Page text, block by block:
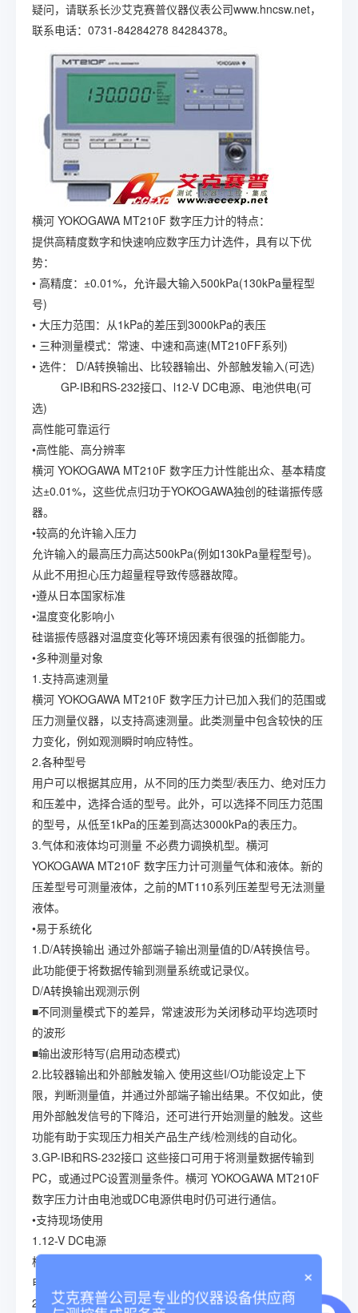
疑问，请联系长沙艾克赛普仪器仪表公司www.hncsw.net，
联系电话：0731-84284278 84284378。
横河 YOKOGAWA MT210F 数字压力计的特点：
提供高精度数字和快速响应数字压力计选件，具有以下优
势：
• 高精度：±0.01%，允许最大输入500kPa(130kPa量程型
号)
• 大压力范围：从1kPa的差压到3000kPa的表压
• 三种测量模式：常速、中速和高速(MT210FF系列)
• 选件： D/A转换输出、比较器输出、外部触发输入(可选)
GP-IB和RS-232接口、l12-V DC电源、电池供电(可
选)
高性能可靠运行
•高性能、高分辨率
横河 YOKOGAWA MT210F 数字压力计性能出众、基本精度
达±0.01%，这些优点归功于YOKOGAWA独创的硅谐振传感
器。
•较高的允许输入压力
允许输入的最高压力高达500kPa(例如130kPa量程型号)。
从此不用担心压力超量程导致传感器故障。
•遵从日本国家标准
•温度变化影响小
硅谐振传感器对温度变化等环境因素有很强的抵御能力。
•多种测量对象
1.支持高速测量
横河 YOKOGAWA MT210F 数字压力计已加入我们的范围或
压力测量仪器，以支持高速测量。此类测量中包含较快的压
力变化，例如观测瞬时响应特性。
2.各种型号
用户可以根据其应用，从不同的压力类型/表压力、绝对压力
和压差中，选择合适的型号。此外，可以选择不同压力范围
的型号，从低至1kPa的压差到高达3000kPa的表压力。
3.气体和液体均可测量 不必费力调换机型。横河
YOKOGAWA MT210F 数字压力计可测量气体和液体。新的
压差型号可测量液体，之前的MT110系列压差型号无法测量
液体。
•易于系统化
1.D/A转换输出 通过外部端子输出测量值的D/A转换信号。
此功能便于将数据传输到测量系统或记录仪。
D/A转换输出观测示例
■不同测量模式下的差异，常速波形为关闭移动平均选项时
的波形
■输出波形特写(启用动态模式)
2.比较器输出和外部触发输入 使用这些I/O功能设定上下
限，判断测量值，并通过外部端子输出结果。不仅如此，使
用外部触发信号的下降沿，还可进行开始测量的触发。这些
功能有助于实现压力相关产品生产线/检测线的自动化。
3.GP-IB和RS-232接口 这些接口可用于将测量数据传输到
PC，或通过PC设置测量条件。横河 YOKOGAWA MT210F
数字压力计由电池或DC电源供电时仍可进行通信。
•支持现场使用
1.12-V DC电源
横河 YOKOGAWA MT210F 数字压力计由12-V DC电源供
电。适合车内测试。
2.Ni-Cd电池组供电 Ni-Cd电池组供电横河 YOKOGAWA
×
艾克赛普公司是专业的仪器设备供应商